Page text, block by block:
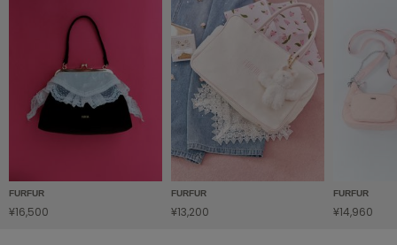
TEVA
テバ
FURFUR
¥16,500
FURFUR
¥13,200
FURFUR
¥14,960